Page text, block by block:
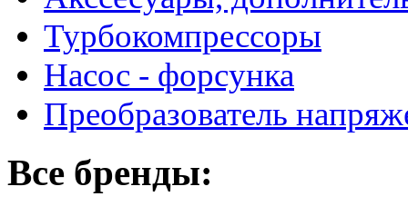
Турбокомпрессоры
Насос - форсунка
Преобразователь
Все бренды: